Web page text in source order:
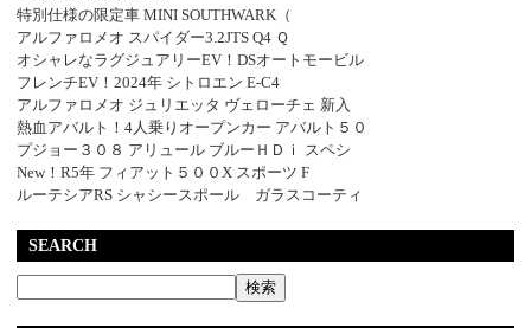
特別仕様の限定車 MINI SOUTHWARK（
アルファロメオ スパイダー3.2JTS Q4 Ｑ
オシャレなラグジュアリーEV！DSオートモービル
フレンチEV！2024年 シトロエン E-C4
アルファロメオ ジュリエッタ ヴェローチェ 新入
熱血アバルト！4人乗りオープンカー アバルト５０
プジョー３０８ アリュール ブルーＨＤｉ スペシ
New！R5年 フィアット５００X スポーツ F
ルーテシアRS シャシースポール ガラスコーティ
SEARCH